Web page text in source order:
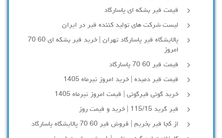
قیمت قیر بشکه ای پاسارگاد
لیست شرکت های تولید کننده قیر در ایران
پالایشگاه قیر پاسارگاد تهران | خرید قیر بشکه ای 60 70
امروز
قیمت قیر 60 70 پاسارگاد
قیمت قیر دمیده | خرید امروز تیرماه 1405
خرید گونی قیرگونی | قیمت امروز تیرماه 1405
قیر گرید 115/15 | خرید و قیمت روز
از کجا قیر بخریم | فروش قیر 60 70 پالایشگاه پاسارگاد